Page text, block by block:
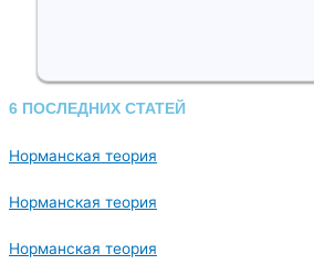
6 ПОСЛЕДНИХ СТАТЕЙ
Норманская теория
Норманская теория
Норманская теория